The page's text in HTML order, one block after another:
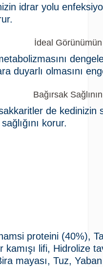
idrar yolu
İdeal
duyarlı olmasını
Bağırsak
de kedinizin
korur.
proteini (40%),
kamışı lifi, Hidrolize
mayası, Tuz,